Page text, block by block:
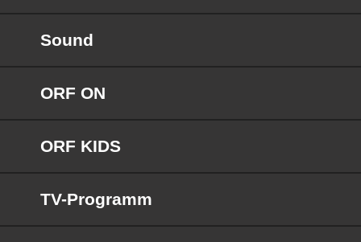
Sound
ORF ON
ORF KIDS
TV-Programm